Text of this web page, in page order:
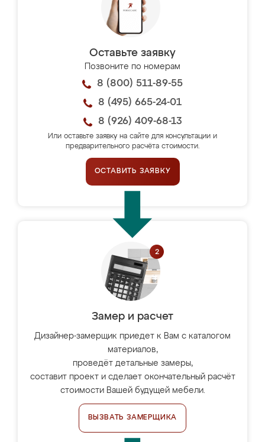
Оставьте заявку
Позвоните по номерам
8 (800) 511-89-55
8 (495) 665-24-01
8 (926) 409-68-13
Или оставьте заявку на сайте для консультации и
предварительного расчёта стоимости.
ОСТАВИТЬ ЗАЯВКУ
Замер и расчет
Дизайнер-замерщик приедет к Вам с каталогом
материалов,
проведёт детальные замеры,
составит проект и сделает окончательный расчёт
стоимости Вашей будущей мебели.
ВЫЗВАТЬ ЗАМЕРЩИКА